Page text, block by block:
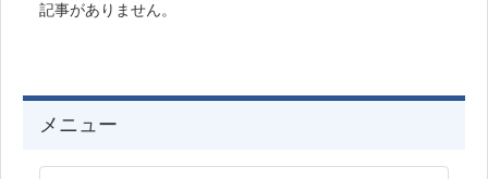
記事がありません。
メニュー